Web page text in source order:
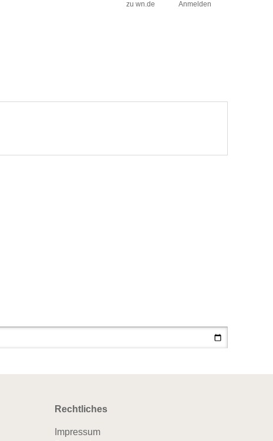
zu wn.de Anmelden
Rechtliches
Impressum